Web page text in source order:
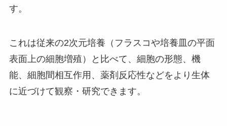
す。
これは従来の2次元培養（フラスコや培養皿の平面
表面上の細胞増殖）と比べて、細胞の形態、機
能、細胞間相互作用、薬剤反応性などをより生体
に近づけて観察・研究できます。